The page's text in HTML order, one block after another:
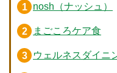
nosh（ナッシュ）
まごころケア食
ウェルネスダイニ